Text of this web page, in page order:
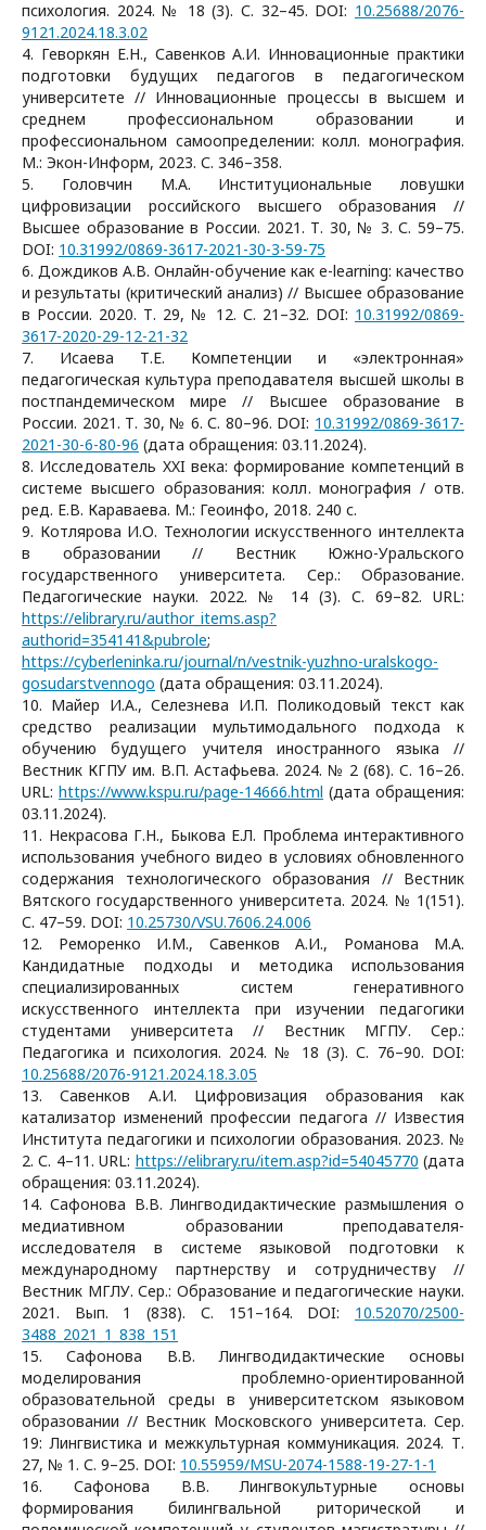
психология. 2024. № 18 (3). С. 32–45. DOI: 10.25688/2076-
9121.2024.18.3.02
4. Геворкян Е.Н., Савенков А.И. Инновационные практики
подготовки будущих педагогов в педагогическом
университете // Инновационные процессы в высшем и
среднем профессиональном образовании и
профессиональном самоопределении: колл. монография.
М.: Экон-Информ, 2023. С. 346–358.
5. Головчин М.А. Институциональные ловушки
цифровизации российского высшего образования //
Высшее образование в России. 2021. Т. 30, № 3. С. 59–75.
DOI: 10.31992/0869-3617-2021-30-3-59-75
6. Дождиков А.В. Онлайн-обучение как e-learning: качество
и результаты (критический анализ) // Высшее образование
в России. 2020. Т. 29, № 12. С. 21–32. DOI: 10.31992/0869-
3617-2020-29-12-21-32
7. Исаева Т.Е. Компетенции и «электронная»
педагогическая культура преподавателя высшей школы в
постпандемическом мире // Высшее образование в
России. 2021. Т. 30, № 6. С. 80–96. DOI: 10.31992/0869-3617-
2021-30-6-80-96 (дата обращения: 03.11.2024).
8. Исследователь XXI века: формирование компетенций в
системе высшего образования: колл. монография / отв.
ред. Е.В. Караваева. М.: Геоинфо, 2018. 240 с.
9. Котлярова И.О. Технологии искусственного интеллекта
в образовании // Вестник Южно-Уральского
государственного университета. Сер.: Образование.
Педагогические науки. 2022. № 14 (3). С. 69–82. URL:
https://elibrary.ru/author_items.asp?
authorid=354141&pubrole;
https://cyberleninka.ru/journal/n/vestnik-yuzhno-uralskogo-
gosudarstvennogo (дата обращения: 03.11.2024).
10. Майер И.А., Селезнева И.П. Поликодовый текст как
средство реализации мультимодального подхода к
обучению будущего учителя иностранного языка //
Вестник КГПУ им. В.П. Астафьева. 2024. № 2 (68). C. 16–26.
URL: https://www.kspu.ru/page-14666.html (дата обращения:
03.11.2024).
11. Некрасова Г.Н., Быкова Е.Л. Проблема интерактивного
использования учебного видео в условиях обновленного
содержания технологического образования // Вестник
Вятского государственного университета. 2024. № 1(151).
С. 47–59. DOI: 10.25730/VSU.7606.24.006
12. Реморенко И.М., Савенков А.И., Романова М.А.
Кандидатные подходы и методика использования
специализированных систем генеративного
искусственного интеллекта при изучении педагогики
студентами университета // Вестник МГПУ. Сер.:
Педагогика и психология. 2024. № 18 (3). С. 76–90. DOI:
10.25688/2076-9121.2024.18.3.05
13. Савенков А.И. Цифровизация образования как
катализатор изменений профессии педагога // Известия
Института педагогики и психологии образования. 2023. №
2. С. 4–11. URL: https://elibrary.ru/item.asp?id=54045770 (дата
обращения: 03.11.2024).
14. Сафонова В.В. Лингводидактические размышления о
медиативном образовании преподавателя-
исследователя в системе языковой подготовки к
международному партнерству и сотрудничеству //
Вестник МГЛУ. Сер.: Образование и педагогические науки.
2021. Вып. 1 (838). С. 151–164. DOI: 10.52070/2500-
3488_2021_1_838_151
15. Сафонова В.В. Лингводидактические основы
моделирования проблемно-ориентированной
образовательной среды в университетском языковом
образовании // Вестник Московского университета. Сер.
19: Лингвистика и межкультурная коммуникация. 2024. Т.
27, № 1. С. 9–25. DOI: 10.55959/MSU-2074-1588-19-27-1-1
16. Сафонова В.В. Лингвокультурные основы
формирования билингвальной риторической и